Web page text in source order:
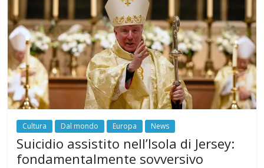
Cultura Dal mondo Europa News
Suicidio assistito nell’Isola di Jersey:
fondamentalmente sovversivo